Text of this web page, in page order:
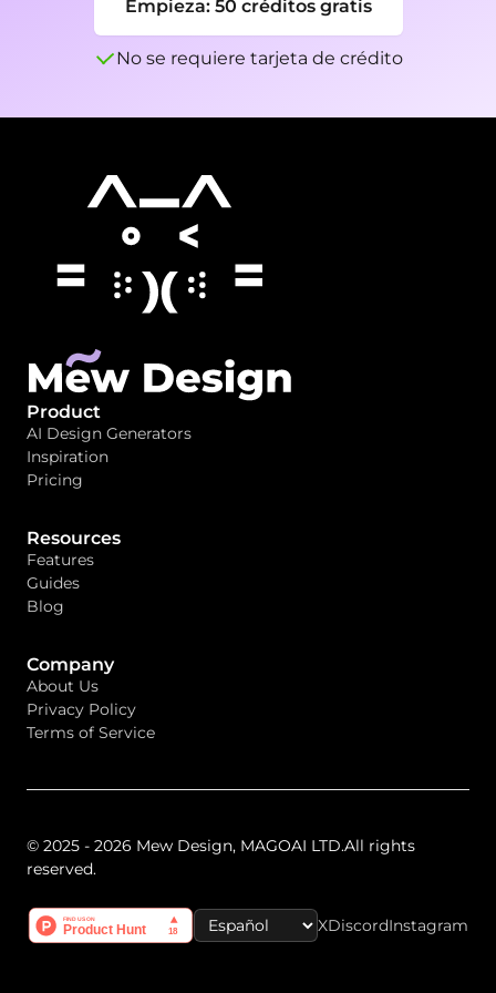
Empieza: 50 créditos gratis
No se requiere tarjeta de crédito
Product
AI Design Generators
Inspiration
Pricing
Resources
Features
Guides
Blog
Company
About Us
Privacy Policy
Terms of Service
© 2025 - 2026 Mew Design, MAGOAI LTD.All rights
reserved.
Select LanguageXDiscordInstagram